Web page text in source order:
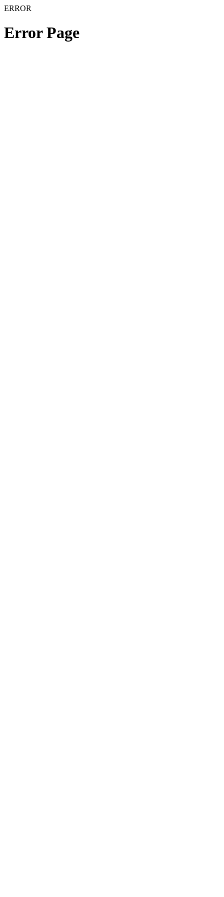
ERROR
Error Page